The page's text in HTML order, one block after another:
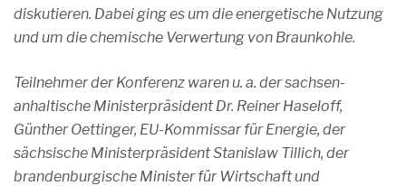
diskutieren. Dabei ging es um die energetische Nutzung
und um die chemische Verwertung von Braunkohle.
Teilnehmer der Konferenz waren u. a. der sachsen-
anhaltische Ministerpräsident Dr. Reiner Haseloff,
Günther Oettinger, EU-Kommissar für Energie, der
sächsische Ministerpräsident Stanislaw Tillich, der
brandenburgische Minister für Wirtschaft und